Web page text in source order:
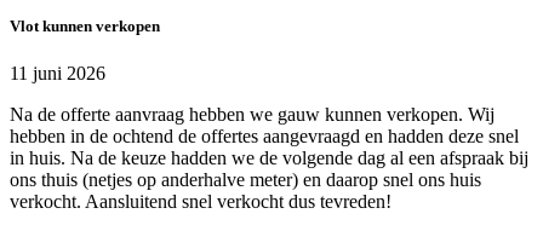
Vlot kunnen verkopen
11 juni 2026
Na de offerte aanvraag hebben we gauw kunnen verkopen. Wij
hebben in de ochtend de offertes aangevraagd en hadden deze snel
in huis. Na de keuze hadden we de volgende dag al een afspraak bij
ons thuis (netjes op anderhalve meter) en daarop snel ons huis
verkocht. Aansluitend snel verkocht dus tevreden!